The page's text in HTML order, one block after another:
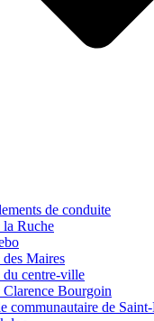
de conduite
la Ruche
des Maires
du centre-ville
Clarence Bourgoin
communautaire de